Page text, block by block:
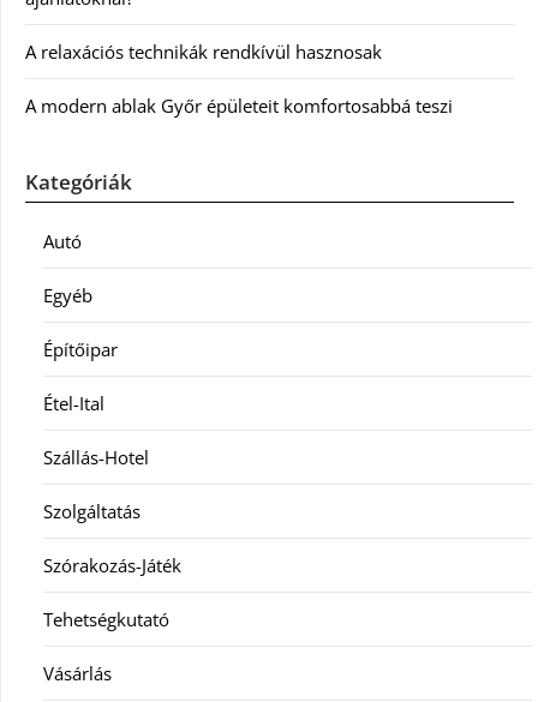
A relaxációs technikák rendkívül hasznosak
A modern ablak Győr épületeit komfortosabbá teszi
Kategóriák
Autó
Egyéb
Építőipar
Étel-Ital
Szállás-Hotel
Szolgáltatás
Szórakozás-Játék
Tehetségkutató
Vásárlás